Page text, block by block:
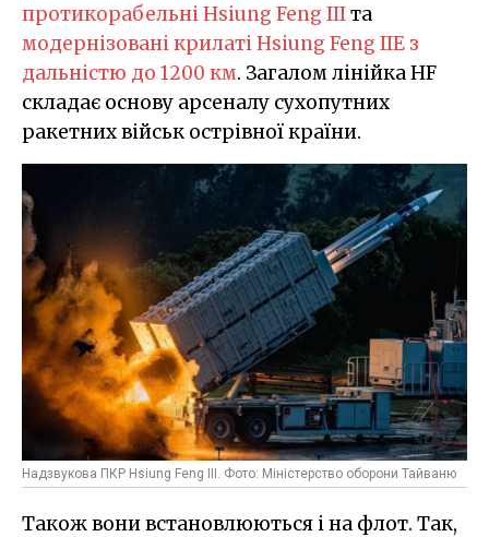
протикорабельні Hsiung Feng IIIта
модернізовані крилаті Hsiung Feng IIE з
дальністю до 1200 км. Загалом лінійка HF
складає основу арсеналу сухопутних
ракетних військ острівної країни.
Надзвукова ПКР Hsiung Feng III. Фото: Міністерство оборони Тайваню
Також вони встановлюються і на флот. Так,